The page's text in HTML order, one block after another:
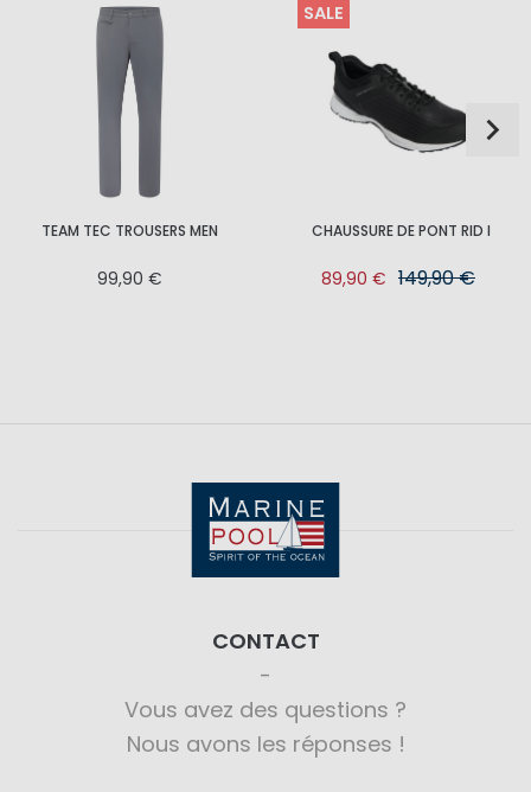
TEAM TEC TROUSERS MEN
99,90 €
SALE
CHAUSSURE DE PONT RID I
89,90 € 149,90 €
CONTACT
Vous avez des questions ?
Nous avons les réponses !